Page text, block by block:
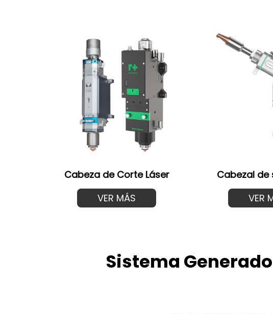
Cabeza de Corte Láser
VER MÁS
Cabezal
VER
Sistema